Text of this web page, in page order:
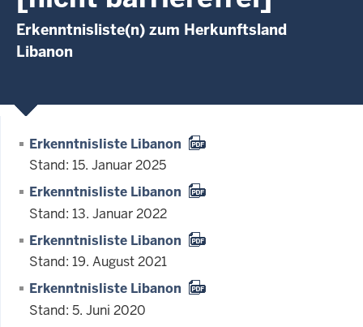
Erkenntnisliste(n) zum Herkunftsland
Libanon
Erkenntnisliste Libanon
Stand: 15. Januar 2025
Erkenntnisliste Libanon
Stand: 13. Januar 2022
Erkenntnisliste Libanon
Stand: 19. August 2021
Erkenntnisliste Libanon
Stand: 5. Juni 2020